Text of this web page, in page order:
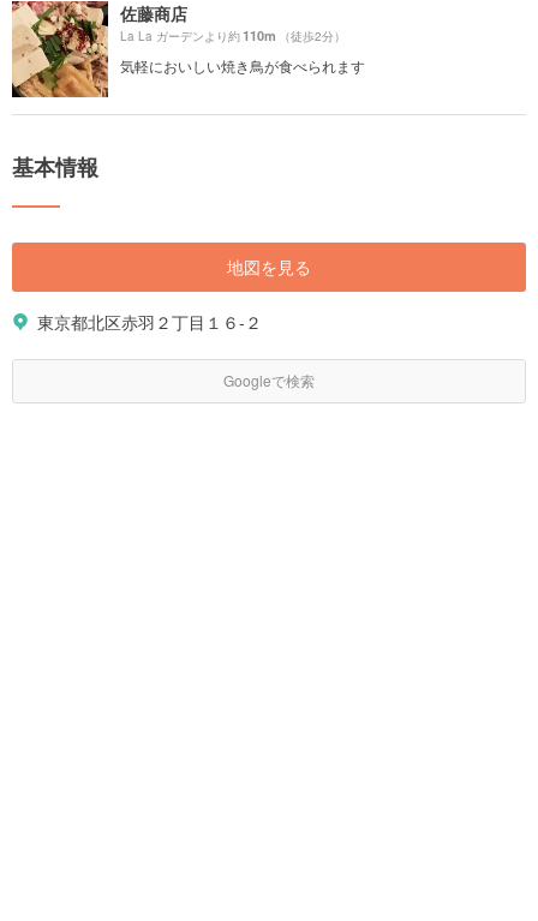
佐藤商店
La La ガーデンより約110m （徒歩2分）
気軽においしい焼き鳥が食べられます
基本情報
地図を見る
東京都北区赤羽２丁目１６-２
Googleで検索